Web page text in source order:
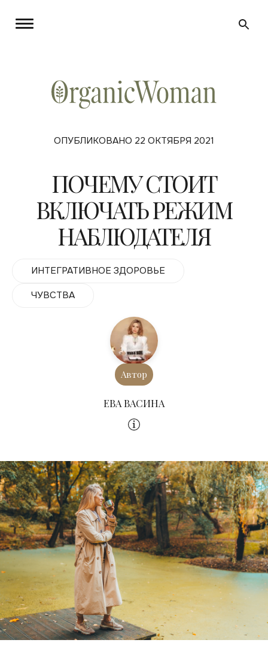
ОПУБЛИКОВАНО 22 ОКТЯБРЯ 2021
ПОЧЕМУ СТОИТ
ВКЛЮЧАТЬ РЕЖИМ
НАБЛЮДАТЕЛЯ
ИНТЕГРАТИВНОЕ ЗДОРОВЬЕ
ЧУВСТВА
Автор
ЕВА ВАСИНА